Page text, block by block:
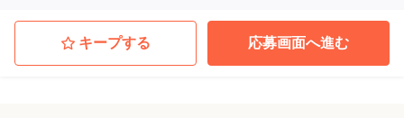
キープする 応募画面へ進む